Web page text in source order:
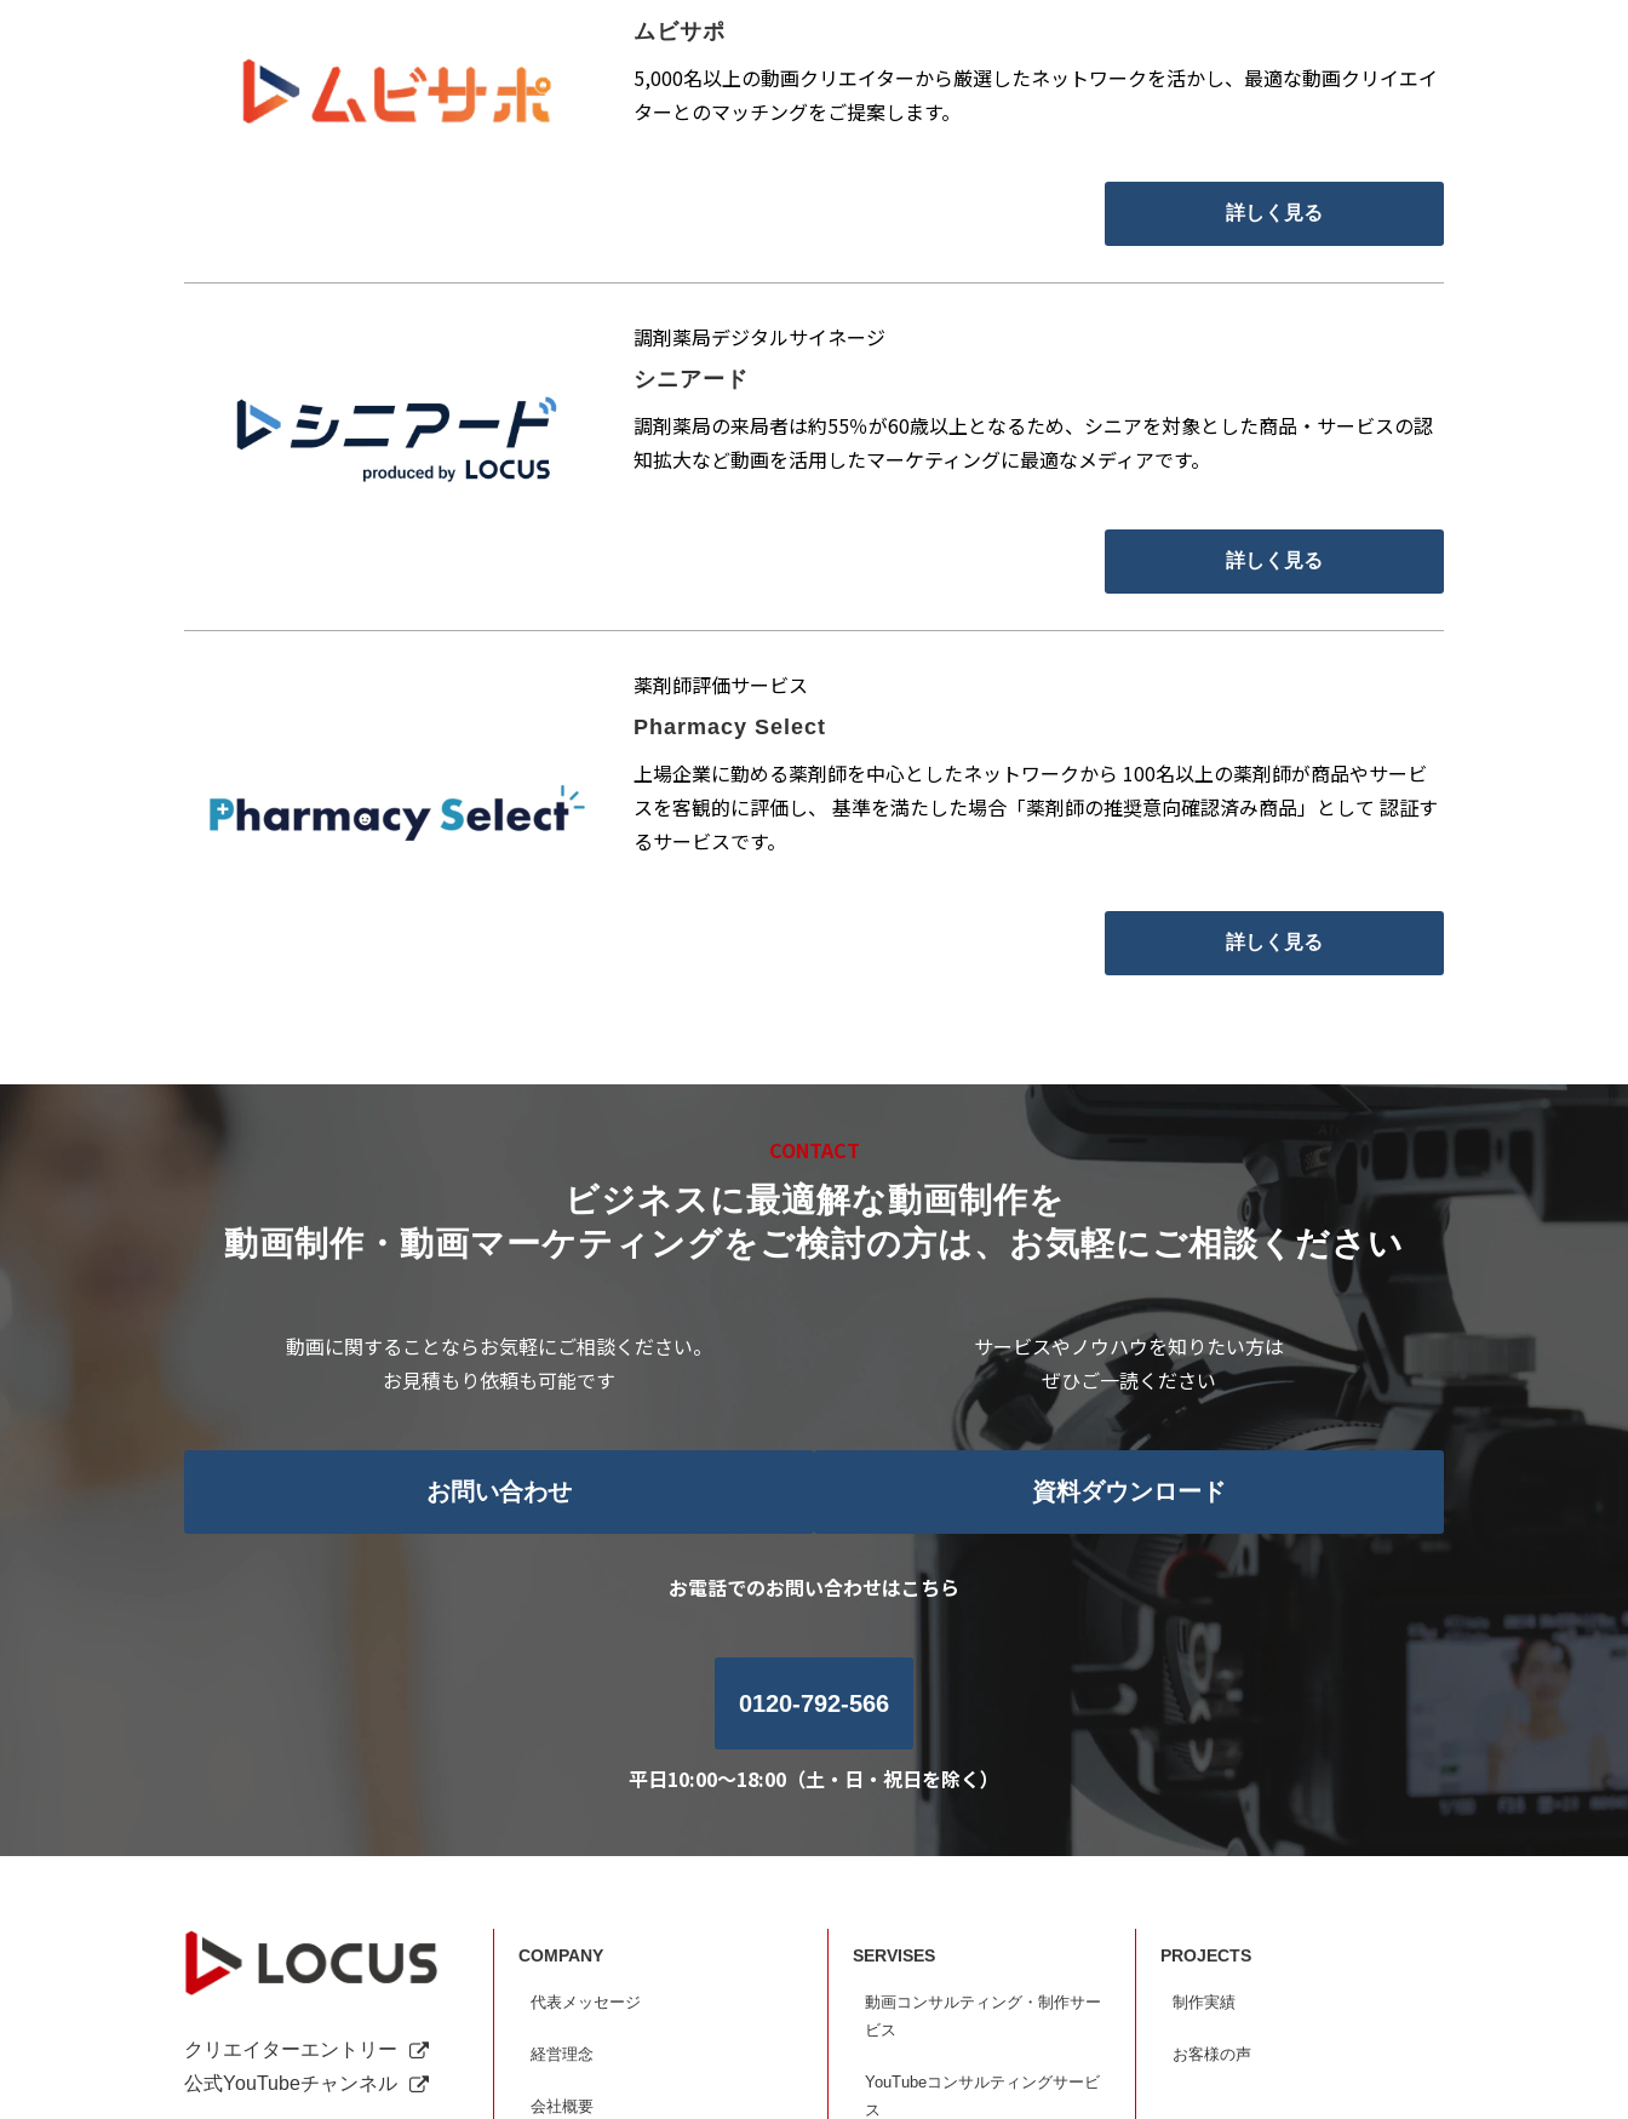
ムビサポ
5,000名以上の動画クリエイターから厳選したネットワークを活かし、最適な動画クリイエイ
ターとのマッチングをご提案します。
詳しく見る
調剤薬局デジタルサイネージ
シニアード
調剤薬局の来局者は約55％が60歳以上となるため、シニアを対象とした商品・サービスの認
知拡大など動画を活用したマーケティングに最適なメディアです。
詳しく見る
薬剤師評価サービス
Pharmacy Select
上場企業に勤める薬剤師を中心としたネットワークから 100名以上の薬剤師が商品やサービ
スを客観的に評価し、 基準を満たした場合「薬剤師の推奨意向確認済み商品」として 認証す
るサービスです。
詳しく見る
CONTACT
ビジネスに最適解な動画制作を
動画制作・動画マーケティングをご検討の方は、お気軽にご相談ください
動画に関することならお気軽にご相談ください。
お見積もり依頼も可能です
お問い合わせ
サービスやノウハウを知りたい方は
ぜひご一読ください
資料ダウンロード
お電話でのお問い合わせはこちら
0120-792-566
平日10:00～18:00（土・日・祝日を除く）
クリエイターエントリー
公式YouTubeチャンネル
COMPANY
代表メッセージ
経営理念
会社概要
SERVISES
動画コンサルティング・制作サー
ビス
YouTubeコンサルティングサービ
ス
PROJECTS
制作実績
お客様の声